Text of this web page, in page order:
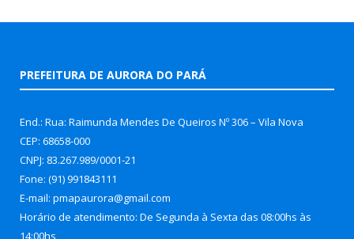
PREFEITURA DE AURORA DO PARÁ
End.: Rua: Raimunda Mendes De Queiros Nº 306 – Vila Nova
CEP: 68658-000
CNPJ: 83.267.989/0001-21
Fone: (91) 991843111
E-mail: pmapaurora@gmail.com
Horário de atendimento: De Segunda à Sexta das 08:00hs às
14:00hs